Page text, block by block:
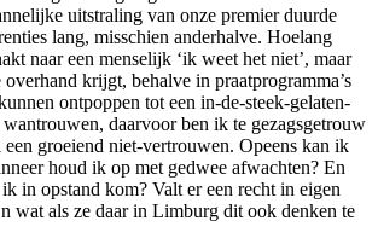
uitstraling van onze premier duurde
lang, misschien anderhalve. Hoelang
naar een menselijk ‘ik weet het niet’, maar
krijgt, behalve in praatprogramma’s
ontpoppen tot een in-de-steek-gelaten-
daarvoor ben ik te gezagsgetrouw
groeiend niet-vertrouwen. Opeens kan ik
houd ik op met gedwee afwachten? En
in opstand kom? Valt er een recht in eigen
wat als ze daar in Limburg dit ook denken te